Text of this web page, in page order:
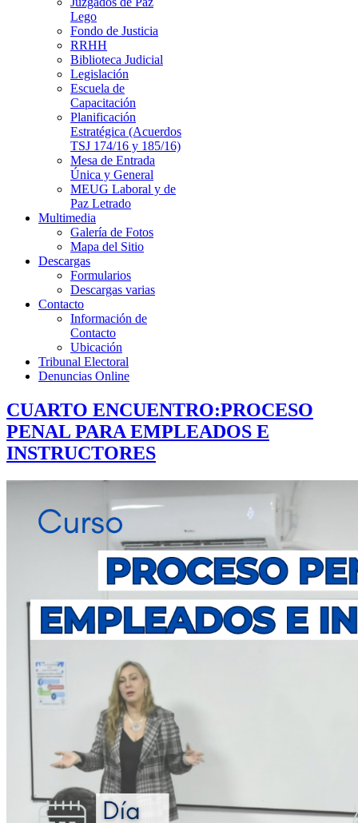
Lego
Fondo de Justicia
RRHH
Biblioteca Judicial
Legislación
Escuela de
Capacitación
Planificación
Estratégica (Acuerdos
TSJ 174/16 y 185/16)
Mesa de Entrada
Única y General
MEUG Laboral y de
Paz Letrado
Multimedia
Galería de Fotos
Mapa del Sitio
Descargas
Formularios
Descargas varias
Contacto
Información de
Contacto
Ubicación
Tribunal Electoral
Denuncias Online
CUARTO ENCUENTRO:PROCESO
PENAL PARA EMPLEADOS E
INSTRUCTORES